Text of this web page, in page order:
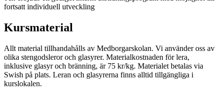
fortsatt individuell utveckling
Kursmaterial
Allt material tillhandahålls av Medborgarskolan. Vi använder oss av
olika stengodsleror och glasyrer. Materialkostnaden för lera,
inklusive glasyr och bränning, är 75 kr/kg. Materialet betalas via
Swish på plats. Leran och glasyrerna finns alltid tillgängliga i
kurslokalen.